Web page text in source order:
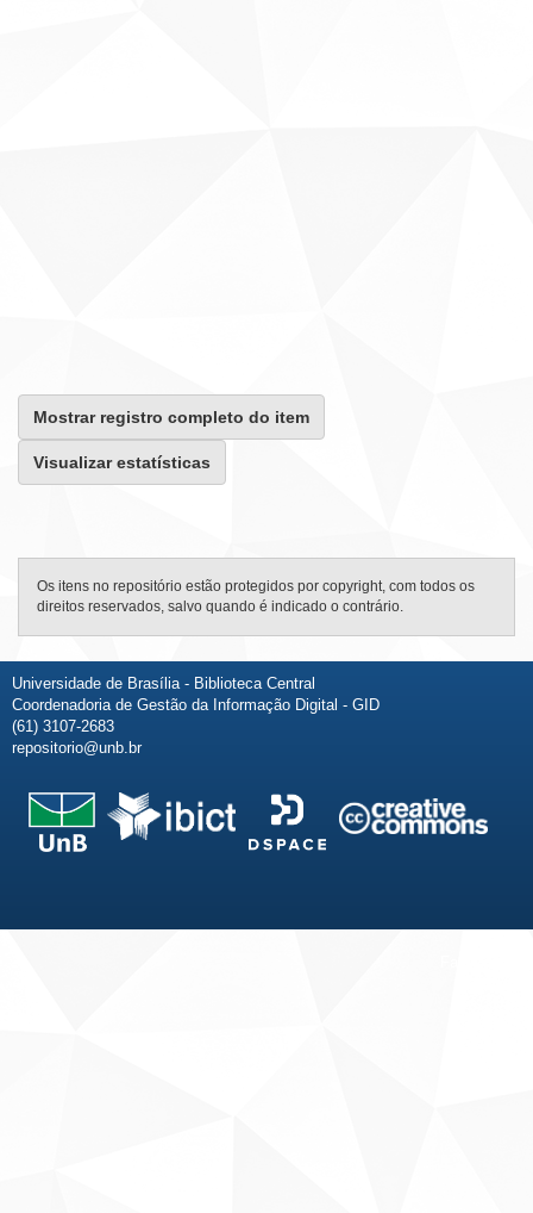
Mostrar registro completo do item
Visualizar estatísticas
Os itens no repositório estão protegidos por copyright, com todos os
direitos reservados, salvo quando é indicado o contrário.
Universidade de Brasília - Biblioteca Central
Coordenadoria de Gestão da Informação Digital - GID
(61) 3107-2683
repositorio@unb.br